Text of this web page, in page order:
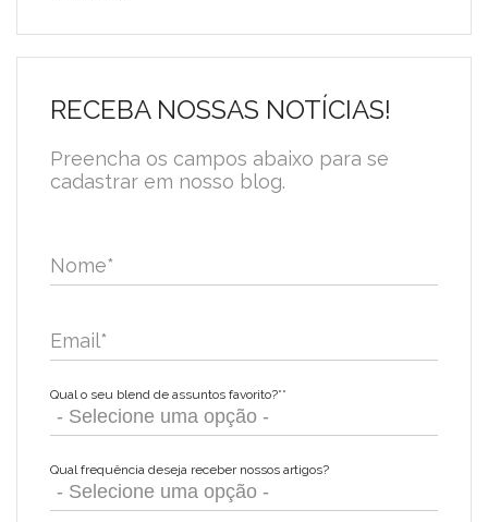
RECEBA NOSSAS NOTÍCIAS!
Preencha os campos abaixo para se
cadastrar em nosso blog.
Nome*
Email*
Qual o seu blend de assuntos favorito?**
Qual frequência deseja receber nossos artigos?